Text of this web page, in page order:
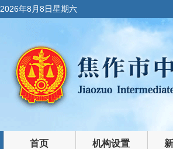
2026年8月8日星期六
首页 机构设置